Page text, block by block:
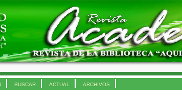
BUSCAR ACTUAL ARCHIVOS